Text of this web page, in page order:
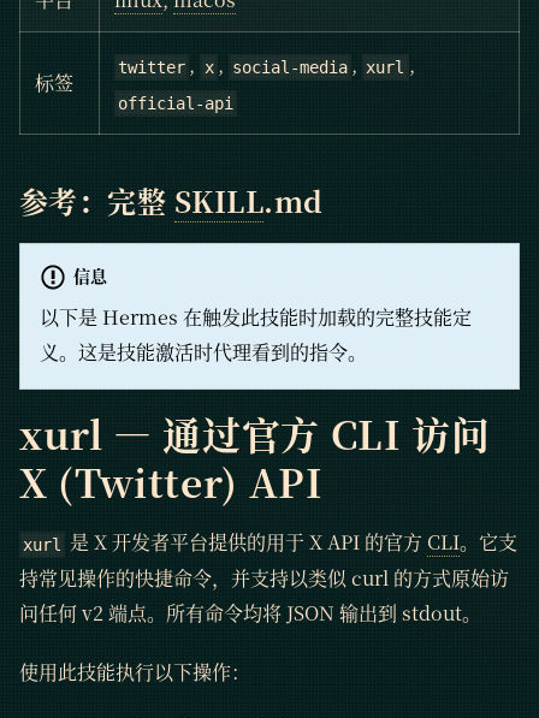
标签
twitter , x , social-media , xurl ,
official-api
参考：完整 SKILL.md
信息
以下是 Hermes 在触发此技能时加载的完整技能定
义。这是技能激活时代理看到的指令。
xurl — 通过官方 CLI 访问
X (Twitter) API
xurl 是 X 开发者平台提供的用于 X API 的官方 CLI。它支
持常见操作的快捷命令，并支持以类似 curl 的方式原始访
问任何 v2 端点。所有命令均将 JSON 输出到 stdout。
使用此技能执行以下操作：